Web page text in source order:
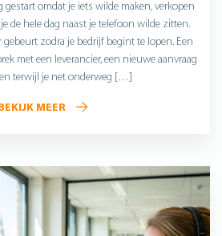
omdat je iets wilde maken, verkopen
de hele dag naast je telefoon wilde zitten.
gebeurt zodra je bedrijf begint te lopen. Een
met een leverancier, een nieuwe aanvraag
terwijl je net onderweg […]
MEER